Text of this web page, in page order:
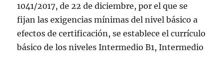
1041/2017, de 22 de diciembre, por el que se
fijan las exigencias mínimas del nivel básico a
efectos de certificación, se establece el currículo
básico de los niveles Intermedio B1, Intermedio